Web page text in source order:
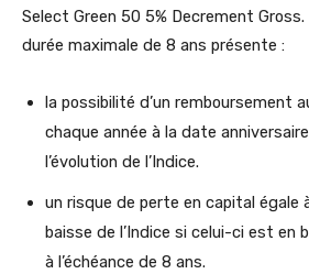
Select Green 50 5% Decrement Gross.
durée maximale de 8 ans présente :
la possibilité d’un remboursement
chaque année à la date
l’évolution de l’Indice.
un risque de perte en capital égale
baisse de l’Indice si celui-ci est en
à l’échéance de 8 ans.